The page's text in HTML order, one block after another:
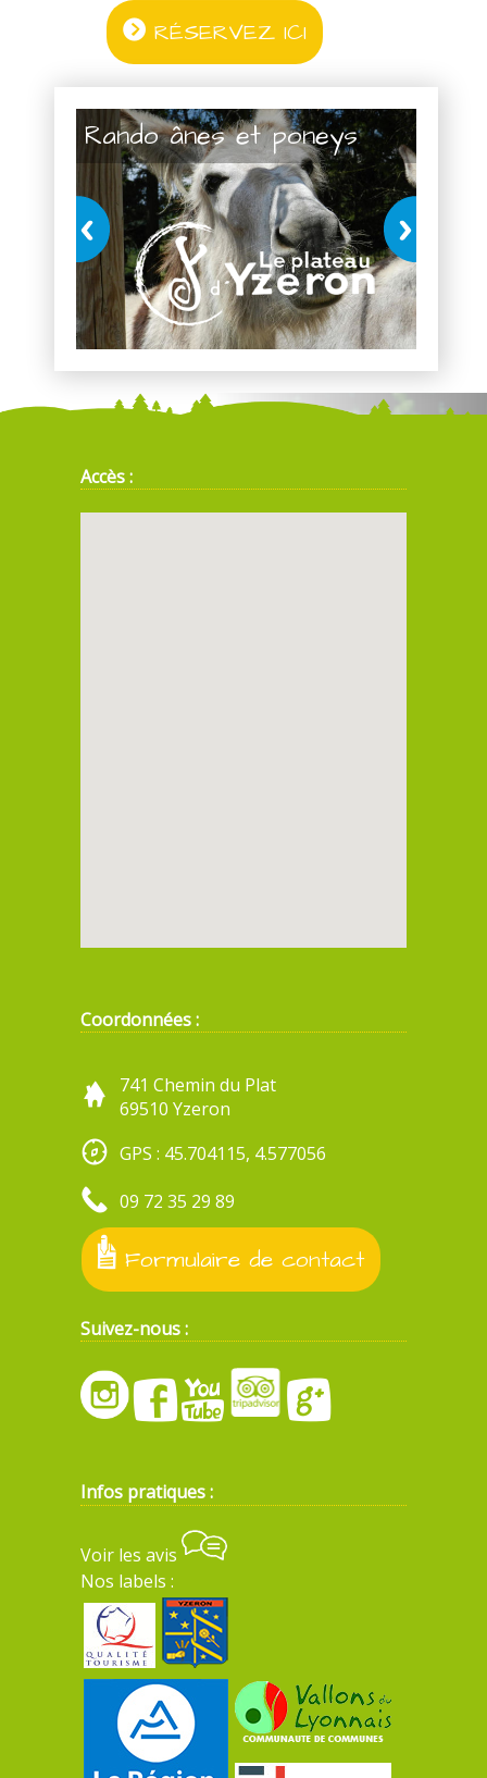
RÉSERVEZ ICI
Rando ânes et poneys
Accès :
Coordonnées :
741 Chemin du Plat
69510 Yzeron
GPS : 45.704115, 4.577056
09 72 35 29 89
Formulaire de contact
Suivez-nous :
Infos pratiques :
Voir les avis
Nos labels :